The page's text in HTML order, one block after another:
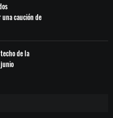
caución de
de la